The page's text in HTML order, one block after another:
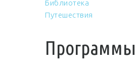
Библиотека
Путешествия
Программы